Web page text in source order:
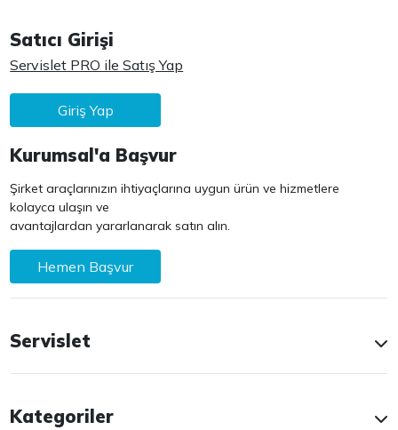
Satıcı Girişi
Servislet PRO ile Satış Yap
Giriş Yap
Kurumsal'a Başvur
Şirket araçlarınızın ihtiyaçlarına uygun ürün ve hizmetlere
kolayca ulaşın ve
avantajlardan yararlanarak satın alın.
Hemen Başvur
Servislet
Kategoriler